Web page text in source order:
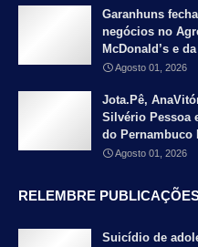
Garanhuns
negócios no
McDonald’s e
Agosto 01, 2026
Jota.Pê,
Silvério Pessoa
do Pernambuco
Agosto 01, 2026
RELEMBRE
Suicídio de